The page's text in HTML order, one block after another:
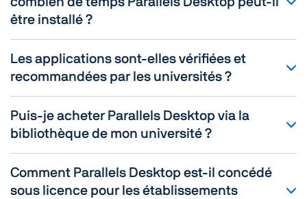
être installé ?
Les applications sont-elles vérifiées et
recommandées par les universités ?
Puis-je acheter Parallels Desktop via la
bibliothèque de mon université ?
Comment Parallels Desktop est-il concédé
sous licence pour les établissements